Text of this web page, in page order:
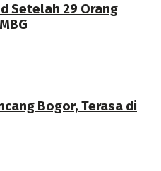
Setelah 29 Orang
Bogor, Terasa di